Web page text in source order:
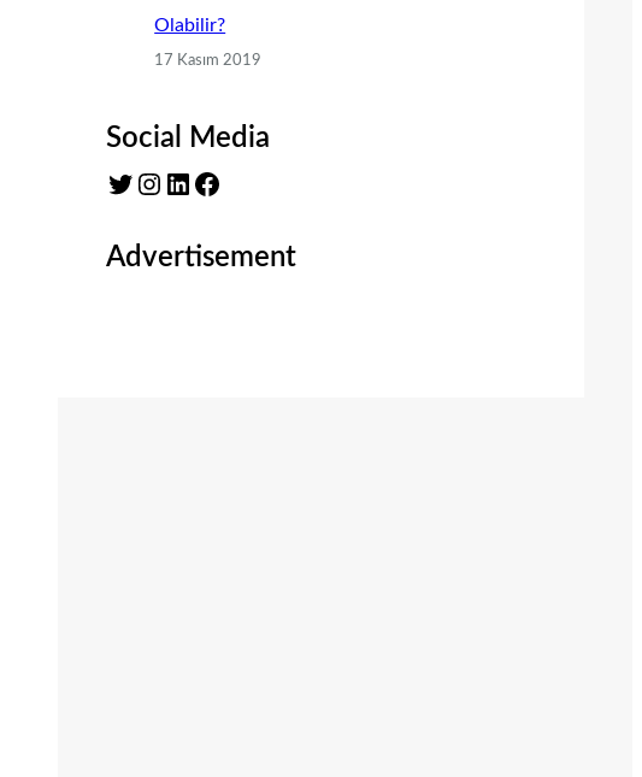
Olabilir?
17 Kasım 2019
Social Media
Twitter
Instagram LinkedIn Facebook
Advertisement